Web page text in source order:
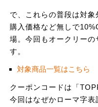
で、これらの普段は対
購入価格など無しで
場。今回もオークリーの
す。
対象商品一覧はこちら
クーポンコードは「
今回はなぜかローマ字